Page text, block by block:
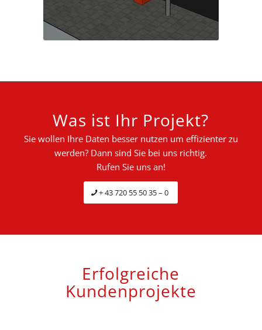
Was ist Ihr Projekt?
Sie wollen Ihre Daten besser nutzen um effizienter zu
werden? Dann sind Sie bei uns richtig.
Rufen Sie uns an!
+ 43 720 55 50 35 – 0
Erfolgreiche
Kundenprojekte